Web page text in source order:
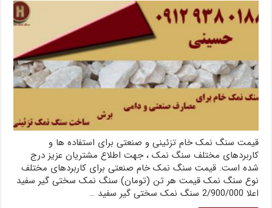
قیمت سنگ نمک خام تزئینی و صنعتی برای استفاده ها و
کاربردهای مختلف سنگ نمک ، جهت اطلاع مشتریان عزیز درج
شده است. قیمت سنگ نمک خام صنعتی برای کاربردهای مختلف
نوع سنگ نمک قیمت هر تن (تومان) سنگ نمک سختی گیر سفید
اعلا 2/900/000 سنگ نمک سختی گیر سفید …